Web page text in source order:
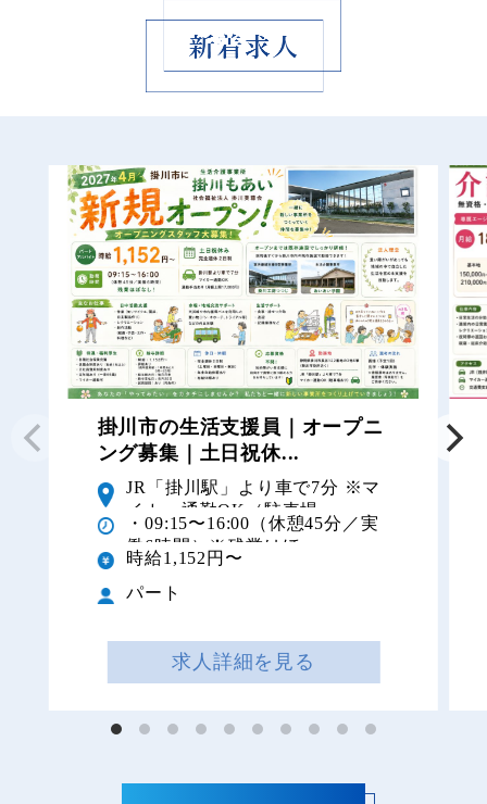
掛川市の生活支援員｜オープニ
ング募集｜土日祝休...
JR「掛川駅」より車で7分 ※マ
イカー通勤OK（駐車場...
・09:15〜16:00（休憩45分／実
働6時間）※残業はほ...
時給1,152円〜
パート
求人詳細を見る